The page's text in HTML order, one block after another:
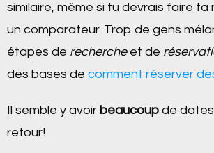
similaire, même si tu devrais faire ta
un comparateur. Trop de gens
étapes de rechercheet de
des bases de comment réserver
Il semble y avoir beaucoup de
retour!